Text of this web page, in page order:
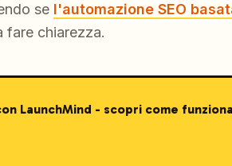
se l'automazione SEO
chiarezza.
LaunchMind - scopri come funziona